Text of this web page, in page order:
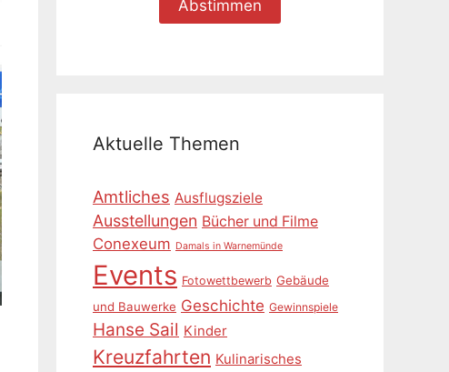
Aktuelle Themen
Amtliches Ausflugsziele
Ausstellungen Bücher und Filme
Conexeum Damals in Warnemünde
Events Fotowettbewerb Gebäude
und Bauwerke Geschichte Gewinnspiele
Hanse Sail Kinder
Kreuzfahrten Kulinarisches